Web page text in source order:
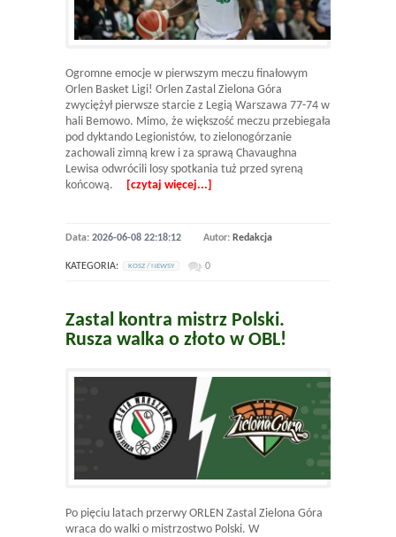
Ogromne emocje w pierwszym meczu finałowym
Orlen Basket Ligi! Orlen Zastal Zielona Góra
zwyciężył pierwsze starcie z Legią Warszawa 77-74 w
hali Bemowo. Mimo, że większość meczu przebiegała
pod dyktando Legionistów, to zielonogórzanie
zachowali zimną krew i za sprawą Chavaughna
Lewisa odwrócili losy spotkania tuż przed syreną
końcową.
[czytaj więcej...]
Data: 2026-06-08 22:18:12 Autor: Redakcja
KATEGORIA: KOSZ / NEWSY 0
Zastal kontra mistrz Polski.
Rusza walka o złoto w OBL!
Po pięciu latach przerwy ORLEN Zastal Zielona Góra
wraca do walki o mistrzostwo Polski. W